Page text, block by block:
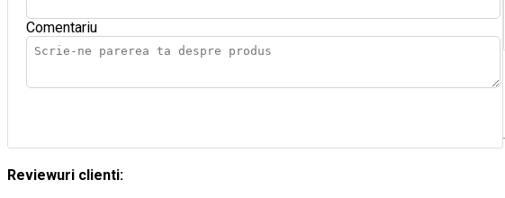
Comentariu
Reviewuri clienti: